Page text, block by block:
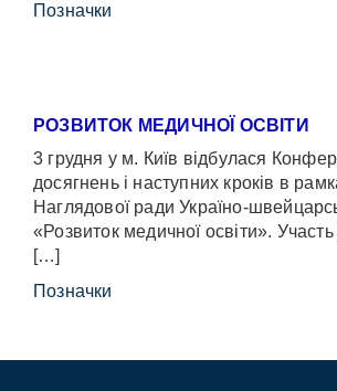
Позначки
РОЗВИТОК МЕДИЧНОЇ ОСВІТИ
3 грудня у м. Київ відбулася
досягнень і наступних кроків в
Наглядової ради Україно-
«Розвиток медичної освіти». Участь
[…]
Позначки